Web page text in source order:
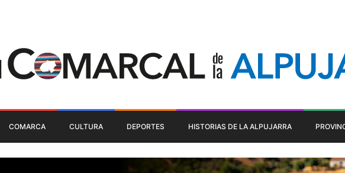
COMARCA CULTURA DEPORTES HISTORIAS DE LA ALPUJARRA